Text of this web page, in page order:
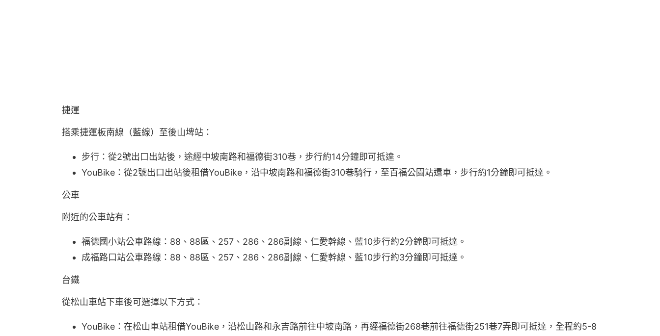
捷運
搭乘捷運板南線（藍線）至後山埤站：
步行：從2號出口出站後，途經中坡南路和福德街310巷，步行約14分鐘即可抵達。
YouBike：從2號出口出站後租借YouBike，沿中坡南路和福德街310巷騎行，至百福公園站還車，步行約1分鐘即可抵達。
公車
附近的公車站有：
福德國小站公車路線：88、88區、257、286、286副線、仁愛幹線、藍10步行約2分鐘即可抵達。
成福路口站公車路線：88、88區、257、286、286副線、仁愛幹線、藍10步行約3分鐘即可抵達。
台鐵
從松山車站下車後可選擇以下方式：
YouBike：在松山車站租借YouBike，沿松山路和永吉路前往中坡南路，再經福德街268巷前往福德街251巷7弄即可抵達，全程約5-8